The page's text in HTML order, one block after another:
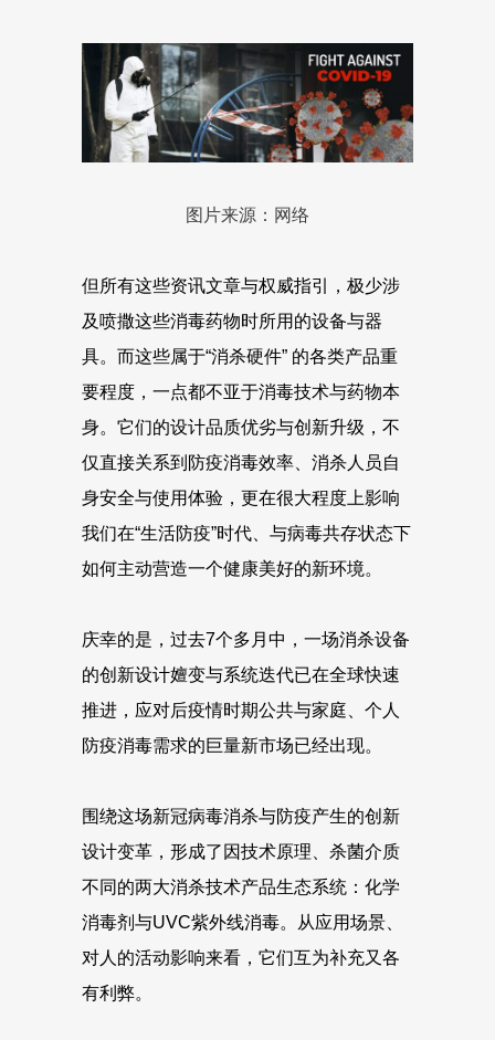
图片来源：网络
但所有这些资讯文章与权威指引，极少涉
及喷撒这些消毒药物时所用的设备与器
具。而这些属于“消杀硬件” 的各类产品重
要程度，一点都不亚于消毒技术与药物本
身。它们的设计品质优劣与创新升级，不
仅直接关系到防疫消毒效率、消杀人员自
身安全与使用体验，更在很大程度上影响
我们在“生活防疫”时代、与病毒共存状态下
如何主动营造一个健康美好的新环境。
庆幸的是，过去7个多月中，一场消杀设备
的创新设计嬗变与系统迭代已在全球快速
推进，应对后疫情时期公共与家庭、个人
防疫消毒需求的巨量新市场已经出现。
围绕这场新冠病毒消杀与防疫产生的创新
设计变革，形成了因技术原理、杀菌介质
不同的两大消杀技术产品生态系统：化学
消毒剂与UVC紫外线消毒。从应用场景、
对人的活动影响来看，它们互为补充又各
有利弊。